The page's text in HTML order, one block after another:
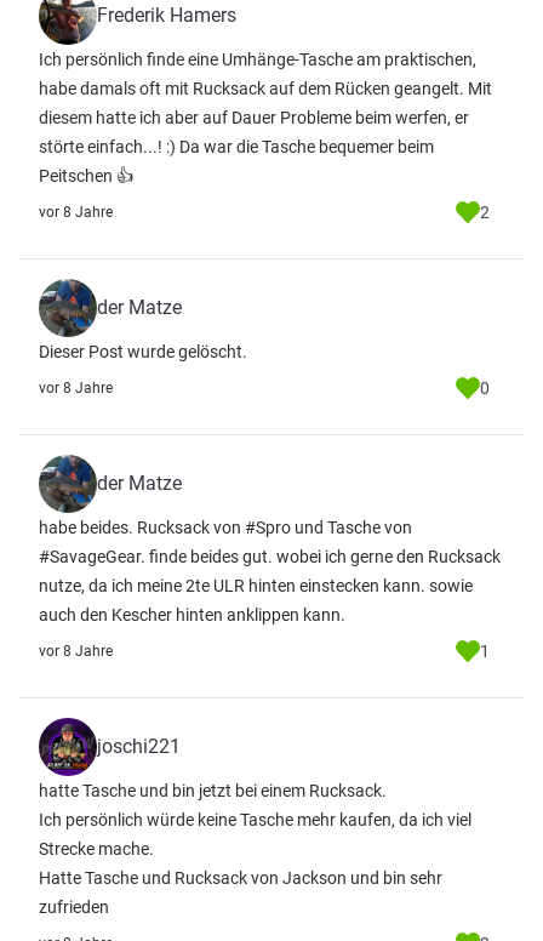
Frederik Hamers
Ich persönlich finde eine Umhänge-Tasche am praktischen,
habe damals oft mit Rucksack auf dem Rücken geangelt. Mit
diesem hatte ich aber auf Dauer Probleme beim werfen, er
störte einfach...! :) Da war die Tasche bequemer beim
Peitschen 👍
vor 8 Jahre 2
der Matze
Dieser Post wurde gelöscht.
vor 8 Jahre 0
der Matze
habe beides. Rucksack von #Spro und Tasche von
#SavageGear. finde beides gut. wobei ich gerne den Rucksack
nutze, da ich meine 2te ULR hinten einstecken kann. sowie
auch den Kescher hinten anklippen kann.
vor 8 Jahre 1
joschi221
hatte Tasche und bin jetzt bei einem Rucksack.
Ich persönlich würde keine Tasche mehr kaufen, da ich viel
Strecke mache.
Hatte Tasche und Rucksack von Jackson und bin sehr
zufrieden